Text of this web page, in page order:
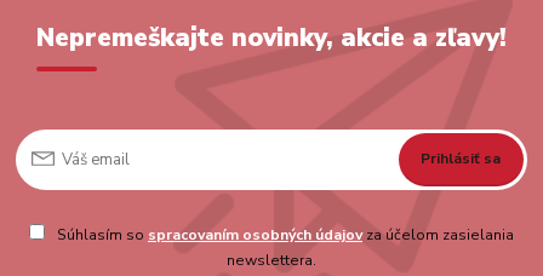
Nepremeškajte novinky, akcie a zľavy!
Prihlásiť sa
Súhlasím so spracovaním osobných údajovza účelom zasielania
newslettera.